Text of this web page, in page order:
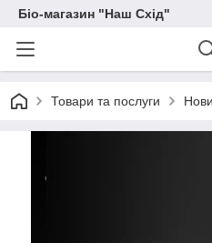
Біо-магазин "Наш Схід"
Товари та послуги